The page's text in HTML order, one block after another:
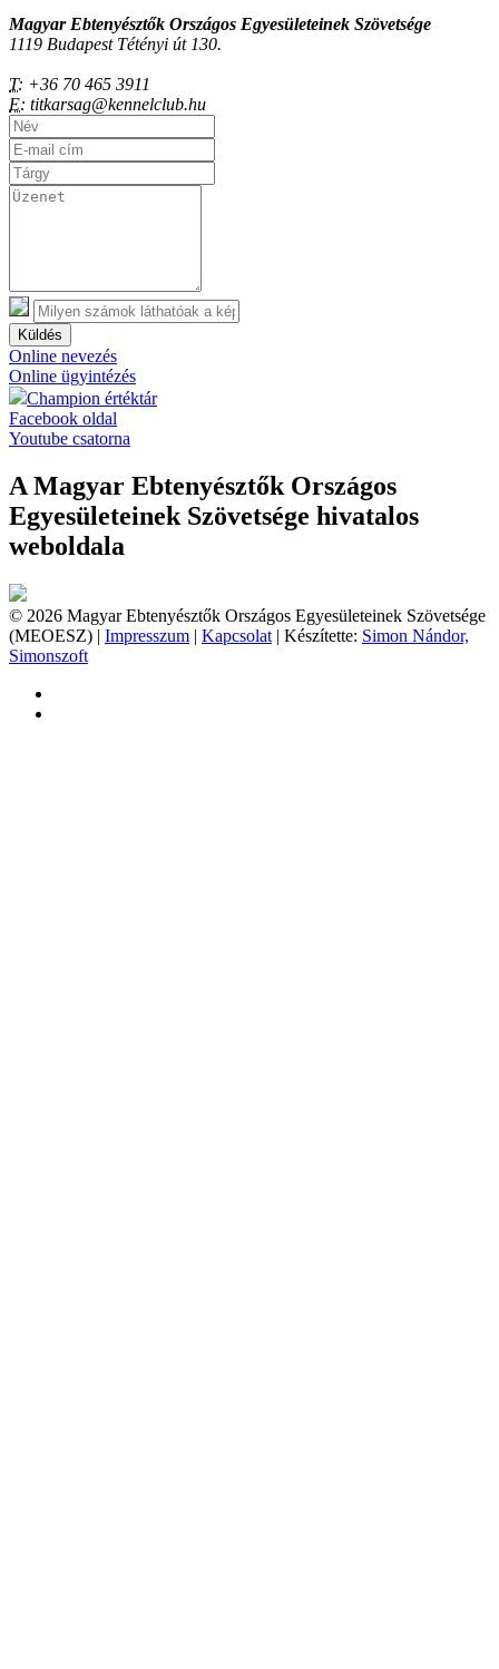
Magyar Ebtenyésztők Országos Egyesületeinek Szövetsége
1119 Budapest Tétényi út 130.
T: +36 70 465 3911
E: titkarsag@kennelclub.hu
Küldés
Online nevezés
Online ügyintézés
Champion értéktár
Facebook oldal
Youtube csatorna
A Magyar Ebtenyésztők Országos
Egyesületeinek Szövetsége hivatalos
weboldala
© 2026 Magyar Ebtenyésztők Országos Egyesületeinek Szövetsége
(MEOESZ) | Impresszum | Kapcsolat | Készítette: Simon Nándor,
Simonszoft